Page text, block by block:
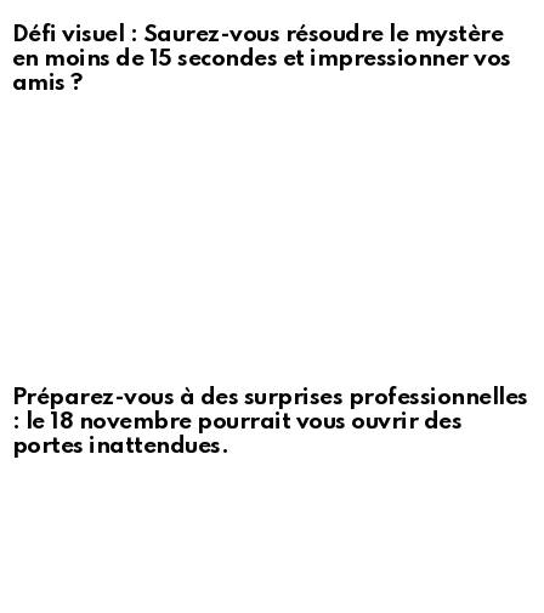
Défi visuel : Saurez-vous résoudre le mystère
en moins de 15 secondes et impressionner vos
amis ?
Préparez-vous à des surprises professionnelles
: le 18 novembre pourrait vous ouvrir des
portes inattendues.